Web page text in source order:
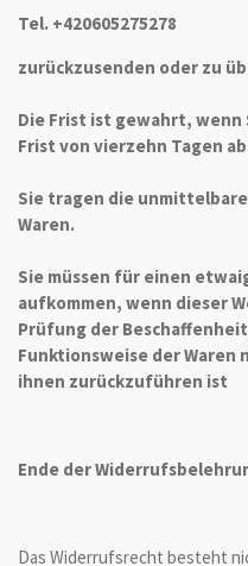
Tel. +420605275278
zurückzusenden oder zu
Die Frist ist gewahrt, wenn
Frist von vierzehn Tagen
Sie tragen die
Waren.
Sie müssen für einen
aufkommen, wenn dieser
Prüfung der
Funktionsweise der Waren
ihnen zurückzuführen ist
Ende der
Das Widerrufsrecht besteht